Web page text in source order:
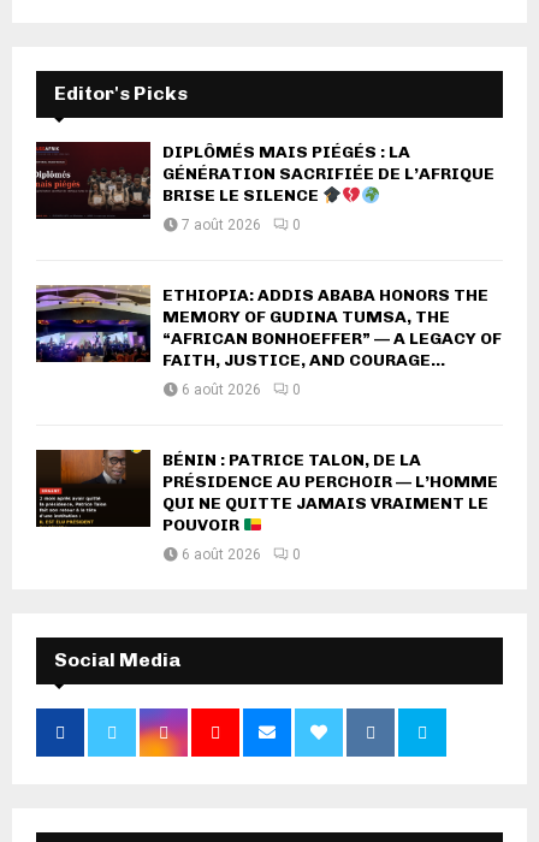
Editor's Picks
DIPLÔMÉS MAIS PIÉGÉS : LA
GÉNÉRATION SACRIFIÉE DE L’AFRIQUE
BRISE LE SILENCE
7 août 2026 0
ETHIOPIA: ADDIS ABABA HONORS THE
MEMORY OF GUDINA TUMSA, THE
“AFRICAN BONHOEFFER” — A LEGACY OF
FAITH, JUSTICE, AND COURAGE...
6 août 2026 0
BÉNIN : PATRICE TALON, DE LA
PRÉSIDENCE AU PERCHOIR — L’HOMME
QUI NE QUITTE JAMAIS VRAIMENT LE
POUVOIR
6 août 2026 0
Social Media